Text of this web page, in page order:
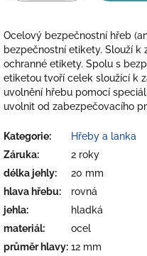
Ocelový bezpečnostní hřeb
bezpečnostní etikety. Slouží k
ochranné etikety. Spolu s
etiketou tvoří celek sloužící k
uvolnění hřebu pomocí
uvolnit od zabezpečovacího
Kategorie:
Hřeby a lanka
Záruka:
2 roky
délka jehly:
20 mm
hlava hřebu:
rovná
jehla:
hladká
materiál:
ocel
průměr hlavy: 12 mm